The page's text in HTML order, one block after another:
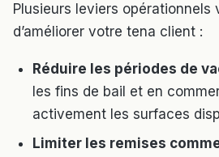
Plusieurs leviers opérationnels
d’améliorer votre tena client :
Réduire les périodes de
les fins de bail et en
activement les surfaces
Limiter les remises